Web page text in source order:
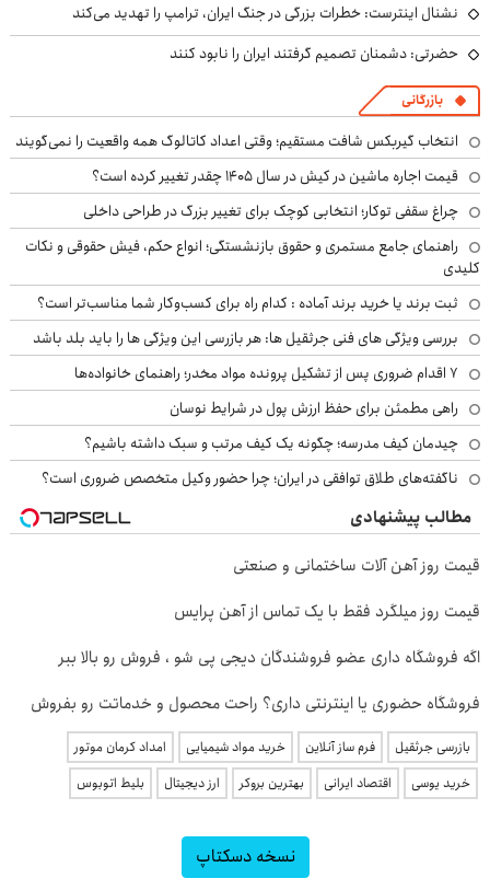
نشنال اینترست: خطرات بزرگی در جنگ ایران، ترامپ را تهدید می‌کند
حضرتی: دشمنان تصمیم گرفتند ایران را نابود کنند
بازرگانی
انتخاب گیربکس شافت مستقیم؛ وقتی اعداد کاتالوگ همه واقعیت را نمی‌گویند
قیمت اجاره ماشین در کیش در سال ۱۴۰۵ چقدر تغییر کرده است؟
چراغ سقفی توکار؛ انتخابی کوچک برای تغییر بزرگ در طراحی داخلی
راهنمای جامع مستمری و حقوق بازنشستگی؛ انواع حکم، فیش حقوقی و نکات
کلیدی
ثبت برند یا خرید برند آماده : کدام راه برای کسب‌وکار شما مناسب‌تر است؟
بررسی ویژگی های فنی جرثقیل ها: هر بازرسی این ویژگی ها را باید بلد باشد
۷ اقدام ضروری پس از تشکیل پرونده مواد مخدر؛ راهنمای خانواده‌ها
راهی مطمئن برای حفظ ارزش پول در شرایط نوسان
چیدمان کیف مدرسه؛ چگونه یک کیف مرتب و سبک داشته باشیم؟
ناگفته‌های طلاق توافقی در ایران؛ چرا حضور وکیل متخصص ضروری است؟
مطالب پیشنهادی
قیمت روز آهن آلات ساختمانی و صنعتی
قیمت روز میلگرد فقط با یک تماس از آهن پرایس
اگه فروشگاه داری عضو فروشندگان دیجی پی شو ، فروش رو بالا ببر
فروشگاه حضوری یا اینترنتی داری؟ راحت محصول و خدماتت رو بفروش
بازرسی جرثقیل فرم ساز آنلاین خرید مواد شیمیایی
امداد کرمان موتور
خرید یوسی
اقتصاد ایرانی بهترین بروکر ارز دیجیتال بلیط اتوبوس
نسخه دسکتاپ